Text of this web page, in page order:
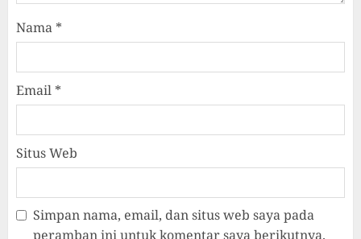
Nama *
Email *
Situs Web
Simpan nama, email, dan situs web saya pada
peramban ini untuk komentar saya berikutnya.